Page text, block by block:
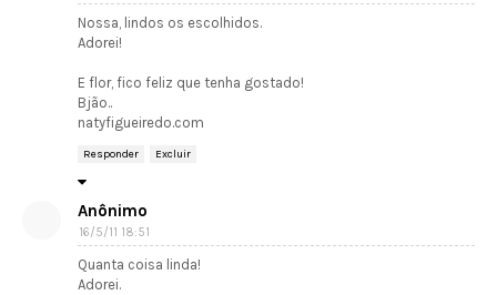
Nossa, lindos os escolhidos.
Adorei!
E flor, fico feliz que tenha gostado!
Bjão..
natyfigueiredo.com
Responder Excluir
Anônimo
16/5/11 18:51
Quanta coisa linda!
Adorei.